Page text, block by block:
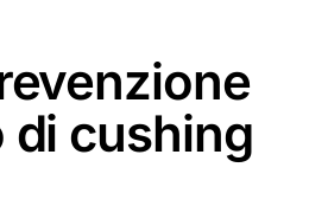
di cushing